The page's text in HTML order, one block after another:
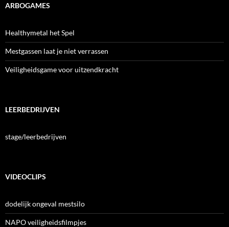
ARBOGAMES
Healthymetal het Spel
Mestgassen laat je niet verrassen
Veiligheidsgame voor uitzendkracht
LEERBEDRIJVEN
stage/leerbedrijven
VIDEOCLIPS
dodelijk ongeval mestsilo
NAPO veiligheidsfilmpjes